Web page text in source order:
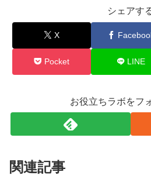
シェアす
X
Pocket LINE
お役立ちラボをフ
関連記事